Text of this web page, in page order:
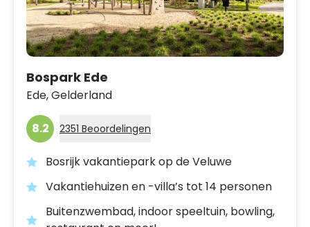
Bospark Ede
Ede,Gelderland
8.2 2351 Beoordelingen
Bosrijk vakantiepark op de Veluwe
Vakantiehuizen en -villa’s tot 14 personen
Buitenzwembad, indoor speeltuin, bowling,